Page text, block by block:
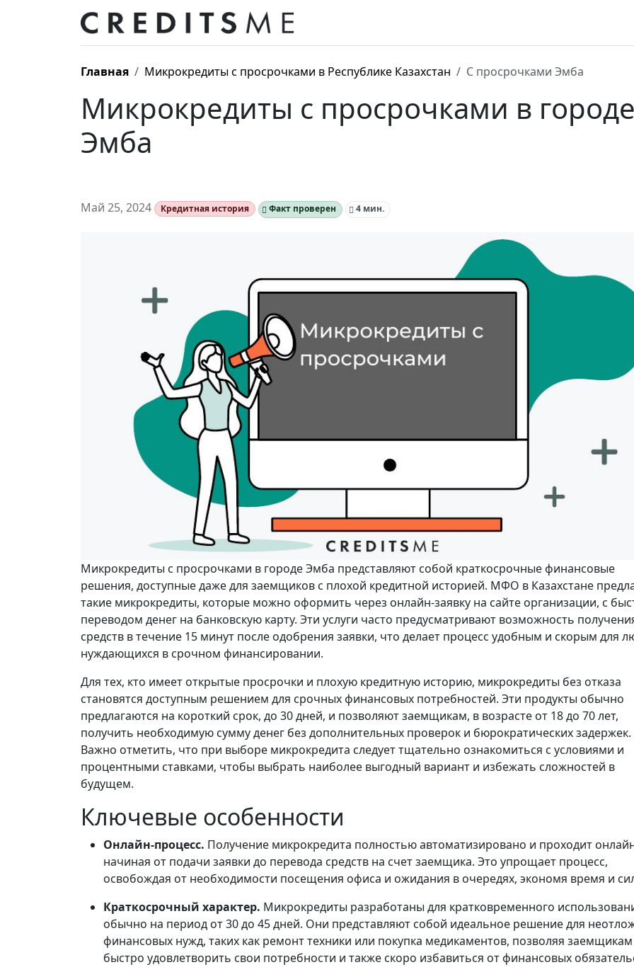
Главная Микрокредиты с просрочками в Республике Казахстан С просрочками Эмба
Микрокредиты с просрочками в
Эмба
Май 25, 2024 Кредитная история Факт проверен 4 мин.
Микрокредиты с просрочками в городе Эмба представляют собой краткосрочные финансовые
решения, доступные даже для заемщиков с плохой кредитной историей. МФО в Казахстане
такие микрокредиты, которые можно оформить через онлайн-заявку на сайте организации, с
переводом денег на банковскую карту. Эти услуги часто предусматривают возможность
средств в течение 15 минут после одобрения заявки, что делает процесс удобным и скорым для
нуждающихся в срочном финансировании.
Для тех, кто имеет открытые просрочки и плохую кредитную историю, микрокредиты без отказа
становятся доступным решением для срочных финансовых потребностей. Эти продукты обычно
предлагаются на короткий срок, до 30 дней, и позволяют заемщикам, в возрасте от 18 до 70 лет,
получить необходимую сумму денег без дополнительных проверок и бюрократических задержек.
Важно отметить, что при выборе микрокредита следует тщательно ознакомиться с условиями и
процентными ставками, чтобы выбрать наиболее выгодный вариант и избежать сложностей в
будущем.
Ключевые особенности
Онлайн-процесс. Получение микрокредита полностью автоматизировано и проходит
начиная от подачи заявки до перевода средств на счет заемщика. Это упрощает процесс,
освобождая от необходимости посещения офиса и ожидания в очередях, экономя время и
Краткосрочный характер. Микрокредиты разработаны для кратковременного
обычно на период от 30 до 45 дней. Они представляют собой идеальное решение для
финансовых нужд, таких как ремонт техники или покупка медикаментов, позволяя заемщикам
быстро удовлетворить свои потребности и также скоро избавиться от финансовых